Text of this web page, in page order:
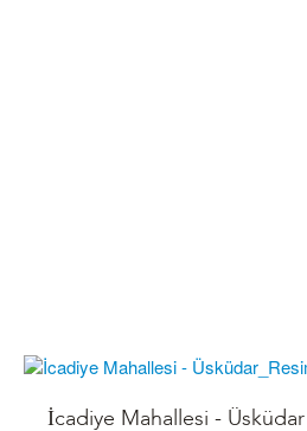
İcadiye Mahallesi - Üsküdar